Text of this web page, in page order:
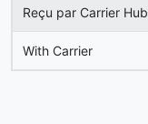
Reçu par Carrier Hub
With Carrier